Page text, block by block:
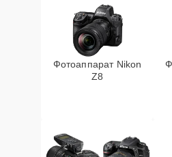
Фотоаппарат Nikon
Z8